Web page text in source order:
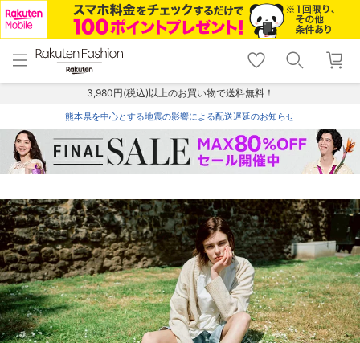
menu home
トップ
shopping_cart lock_outline
ログイン
3,980円(税込)以上のお買い物で送料無料！
熊本県を中心とする地震の影響による配送遅延のお知らせ